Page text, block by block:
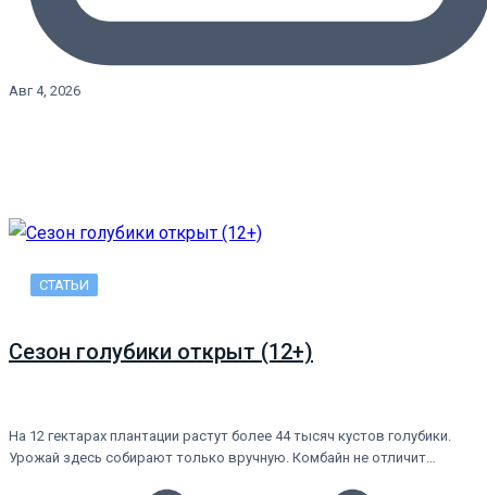
Авг 4, 2026
СТАТЬИ
Сезон голубики открыт (12+)
На 12 гектарах плантации растут более 44 тысяч кустов голубики.
Урожай здесь собирают только вручную. Комбайн не отличит…